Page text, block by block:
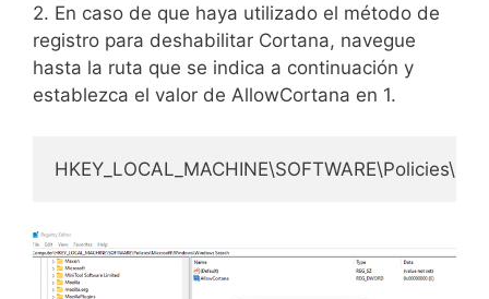
2. En caso de que haya utilizado el método de
registro para deshabilitar Cortana, navegue
hasta la ruta que se indica a continuación y
establezca el valor de AllowCortana en 1.